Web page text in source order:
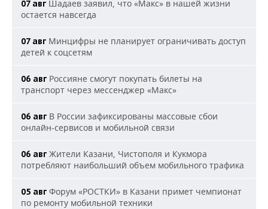
07 авг Шадаев заявил, что «Макс» в нашей жизни
остается навсегда
07 авг Минцифры не планирует ограничивать доступ
детей к соцсетям
06 авг Россияне смогут покупать билеты на
транспорт через мессенджер «Макс»
06 авг В России зафиксированы массовые сбои
онлайн-сервисов и мобильной связи
06 авг Жители Казани, Чистополя и Кукмора
потребляют наибольший объем мобильного трафика
05 авг Форум «РОСТКИ» в Казани примет чемпионат
по ремонту мобильной техники